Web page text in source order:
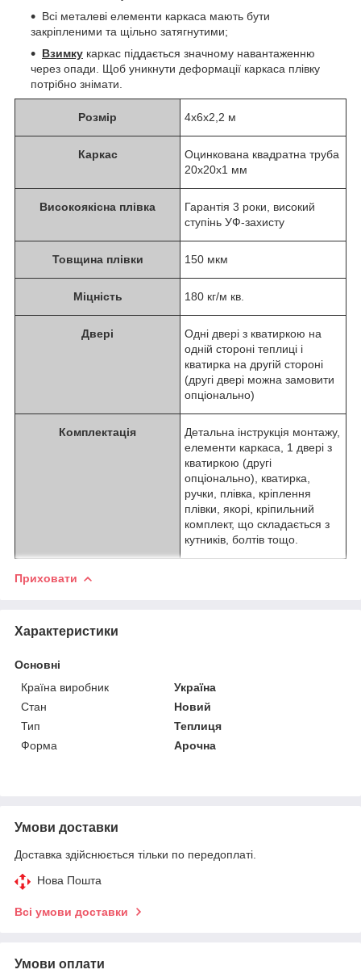
Всі металеві елементи каркаса мають бути
закріпленими та щільно затягнутими;
Взимку каркас піддається значному навантаженню
через опади. Щоб уникнути деформації каркаса плівку
потрібно знімати.
Розмір 4x6x2,2 м
Каркас
Оцинкована квадратна труба
20x20x1 мм
Високоякісна плівка
Гарантія 3 роки, високий
ступінь УФ-захисту
Товщина плівки 150 мкм
Міцність 180 кг/м кв.
Двері
Одні двері з кватиркою на
одній стороні теплиці і
кватирка на другій стороні
(другі двері можна замовити
опціонально)
Комплектація
Детальна інструкція монтажу,
елементи каркаса, 1 двері з
кватиркою (другі
опціонально), кватирка,
ручки, плівка, кріплення
плівки, якорі, кріпильний
комплект, що складається з
кутників, болтів тощо.
Приховати
Характеристики
Основні
Країна виробник
Україна
Стан
Новий
Тип
Теплиця
Форма
Арочна
Умови доставки
Доставка здійснюється тільки по передоплаті.
Нова Пошта
Всі умови доставки
Умови оплати